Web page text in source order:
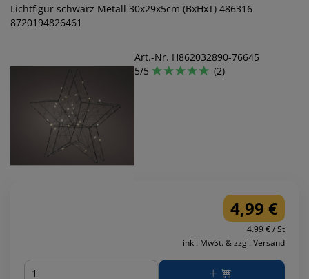
Lichtfigur schwarz Metall 30x29x5cm (BxHxT) 486316
8720194826461
Art.-Nr. H862032890-76645
5/5
(2)
4,99 €
4.99 € / St
inkl. MwSt. & zzgl. Versand
Menge